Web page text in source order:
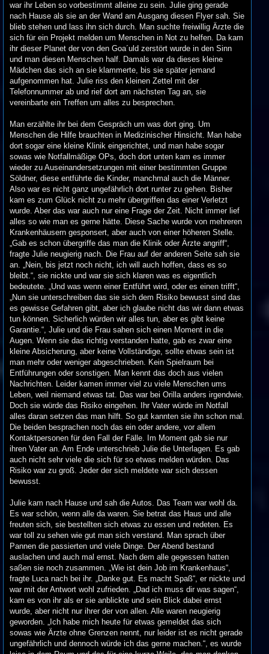
war ihr Leben so vorbestimmt alleine zu sein. Julie ging gerade
nach Hause als sie an der Wand am Ausgang diesen Flyer sah. Sie
blieb stehen und lass ihn sich durch. Man suchte freiwillig Ärzte die
sich für ein Projekt melden um Menschen in Not zu helfen. Da kam
ihr dieser Planet der von den Goa´uld zerstört wurde in den Sinn
und man diesen Menschen half. Damals war da dieses kleine
Mädchen das sich an sie klammerte, bis sie später jemand
aufgenommen hat. Julie riss den kleinen Zettel mit der
Telefonnummer ab und rief dort am nächsten Tag an, sie
vereinbarte ein Treffen um alles zu besprechen.
Man erzählte ihr bei dem Gespräch um was dort ging. Um
Menschen die Hilfe brauchten in Medizinischer Hinsicht. Man habe
dort sogar eine kleine Klinik eingerichtet, und man habe sogar
sowas wie Notfallmäßige OPs, doch dort unten kam es immer
wieder zu Auseinandersetzungen mit einer bestimmten Gruppe
Söldner, diese entführte die Kinder, manchmal auch die Männer.
Also war es nicht ganz ungefährlich dort runter zu gehen. Bisher
kam es zum Glück nicht zu mehr übergriffen das einer Verletzt
wurde. Aber das war auch nur eine Frage der Zeit. Nicht immer lief
alles so wie man es gerne hätte. Diese Sache wurde von mehreren
Krankenhäusern gesponsert, aber auch von einer höheren Stelle.
„Gab es schon übergriffe das man die Klinik oder Ärzte angriff“,
fragte Julie neugierig nach. Die Frau auf der anderen Seite sah sie
an. „Nein, bis jetzt noch nicht, ich will auch hoffen, dass es so
bleibt.“, sie nickte und war sie sich klaren was es eigentlich
bedeutete. „Und was wenn einer Entführt wird, oder es einen trifft“,
„Nun sie unterschreiben das sie sich dem Risiko bewusst sind das
es gewisse Gefahren gibt, aber ich glaube nicht das wir dann etwas
tun können. Sicherlich würden wir alles tun, aber es gibt keine
Garantie.“, Julie und die Frau sahen sich einen Moment in die
Augen. Wenn sie das richtig verstanden hatte, gab es zwar eine
kleine Absicherung, aber keine Vollständige, sollte etwas sein ist
man mehr oder weniger abgeschrieben. Kein Spielraum bei
Entführungen oder sonstigen. Man kennt das doch aus vielen
Nachrichten. Leider kamen immer viel zu viele Menschen ums
Leben, weil niemand etwas tat. Das war bei Orilla anders irgendwie.
Doch sie würde das Risiko eingehen. Ihr Vater würde im Notfall
alles daran setzen das man hilft. So gut kannten sie ihn schon mal.
Die beiden besprachen noch das ein oder andere, vor allem
Kontaktpersonen für den Fall der Fälle. Im Moment gab sie nur
ihren Vater an. Am Ende unterschrieb Julie die Unterlagen. Es gab
auch nicht sehr viele die sich für so etwas melden würden. Das
Risiko war zu groß. Jeder der sich meldete war sich dessen
bewusst.
Julie kam nach Hause und sah die Autos. Das Team war wohl da.
Es war schön, wenn alle da waren. Sie betrat das Haus und alle
freuten sich, sie bestellten sich etwas zu essen und redeten. Es
war toll zu sehen wie gut man sich verstand. Man sprach über
Pannen die passierten und viele Dinge. Der Abend bestand
auslachen und auch mal ernst. Nach dem alle gegessen hatten
saßen sie noch zusammen. „Wie ist dein Job im Krankenhaus“,
fragte Luca nach bei ihr. „Danke gut. Es macht Spaß“, er nickte und
war mit der Antwort wohl zufrieden. „Dad ich muss dir was sagen“,
kam es von ihr als er sie anblickte und sein Blick dabei ernst
wurde, aber nicht nur ihrer der von allen. Alle waren neugierig
geworden. „Ich habe mich heute für etwas gemeldet das sich
sowas wie Ärzte ohne Grenzen nennt, nur leider ist es nicht gerade
ungefährlich und dennoch würde ich das gerne machen.“, es wurde